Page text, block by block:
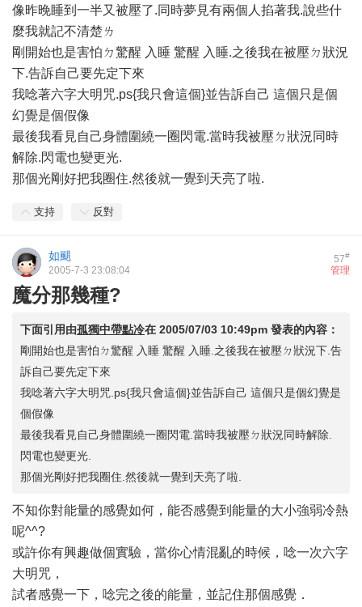
像昨晚睡到一半又被壓了.同時夢見有兩個人掐著我.說些什
麼我就記不清楚ㄌ
剛開始也是害怕ㄉ驚醒 入睡 驚醒 入睡.之後我在被壓ㄉ狀況
下.告訴自己要先定下來
我唸著六字大明咒.ps{我只會這個}並告訴自己 這個只是個
幻覺是個假像
最後我看見自己身體圍繞一圈閃電.當時我被壓ㄉ狀況同時
解除.閃電也變更光.
那個光剛好把我圈住.然後就一覺到天亮了啦.
支持 反對
57#
如颶
管理
2005-7-3 23:08:04
魔分那幾種?
下面引用由孤獨中帶點冷在 2005/07/03 10:49pm 發表的內容：
剛開始也是害怕ㄉ驚醒 入睡 驚醒 入睡.之後我在被壓ㄉ狀況下.告
訴自己要先定下來
我唸著六字大明咒.ps{我只會這個}並告訴自己 這個只是個幻覺是
個假像
最後我看見自己身體圍繞一圈閃電.當時我被壓ㄉ狀況同時解除.
閃電也變更光.
那個光剛好把我圈住.然後就一覺到天亮了啦.
不知你對能量的感覺如何，能否感覺到能量的大小強弱冷熱
呢^^?
或許你有興趣做個實驗，當你心情混亂的時候，唸一次六字
大明咒，
試者感覺一下，唸完之後的能量，並記住那個感覺．